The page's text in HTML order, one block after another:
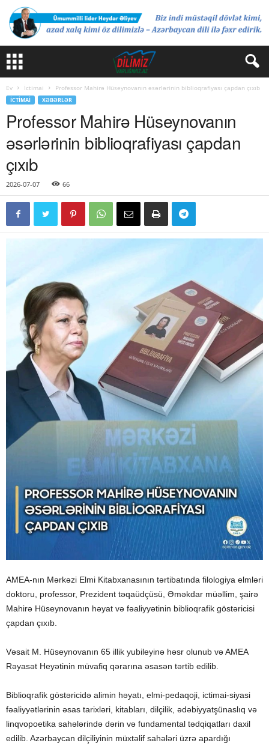
Ev İctimai Professor Mahirə Hüseynovanın əsərlərinin biblioqrafiyası çapdan çıxıb
İCTIMAI XƏBƏRLƏR
Professor Mahirə Hüseynovanın
əsərlərinin biblioqrafiyası çapdan
çıxıb
2026-07-07 66
AMEA-nın Mərkəzi Elmi Kitabxanasının tərtibatında filologiya elmləri
doktoru, professor, Prezident təqaüdçüsü, Əməkdar müəllim, şairə
Mahirə Hüseynovanın həyat və fəaliyyətinin biblioqrafik göstəricisi
çapdan çıxıb.
Vəsait M. Hüseynovanın 65 illik yubileyinə həsr olunub və AMEA
Rəyasət Heyətinin müvafiq qərarına əsasən tərtib edilib.
Biblioqrafik göstəricidə alimin həyatı, elmi-pedaqoji, ictimai-siyasi
fəaliyyətlərinin əsas tarixləri, kitabları, dilçilik, ədəbiyyatşünaslıq və
linqvopoetika sahələrində dərin və fundamental tədqiqatları daxil
edilib. Azərbaycan dilçiliyinin müxtəlif sahələri üzrə apardığı